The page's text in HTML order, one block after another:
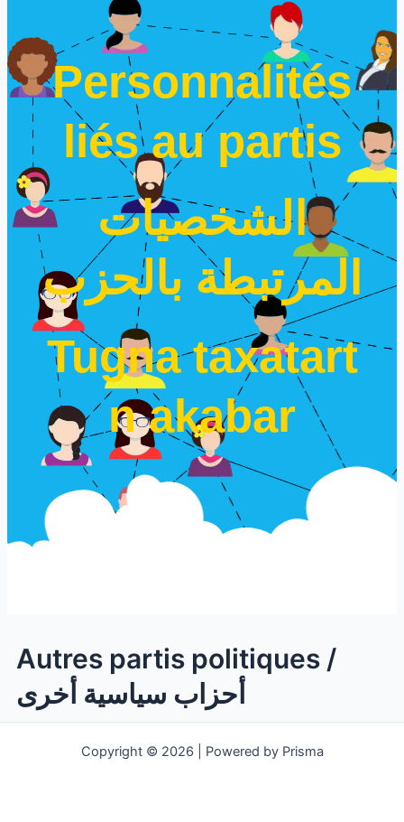
Personnalités
liés au partis
الشخصيات
المرتبطة بالحزب
Tugna taxatart
n akabar
Autres partis politiques /
أحزاب سياسية أخرى
Copyright © 2026 | Powered by Prisma